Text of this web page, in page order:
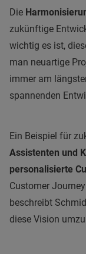
Die
zukünftige
wichtig es ist,
man neuartige
immer am
spannenden
Ein Beispiel für
Assistenten und
personalisierte
Customer
beschreibt
diese Vision